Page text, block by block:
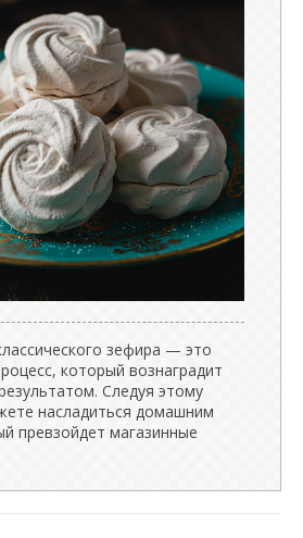
зефира — это
который вознаградит
Следуя этому
насладиться домашним
превзойдет магазинные